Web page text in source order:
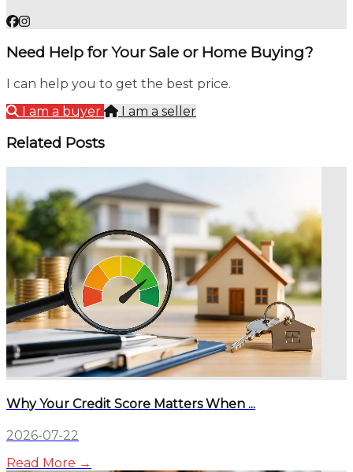
Need Help for Your Sale or Home Buying?
I can help you to get the best price.
I am a buyer
I am a seller
Related Posts
Why Your Credit Score Matters When ...
2026-07-22
Read More →